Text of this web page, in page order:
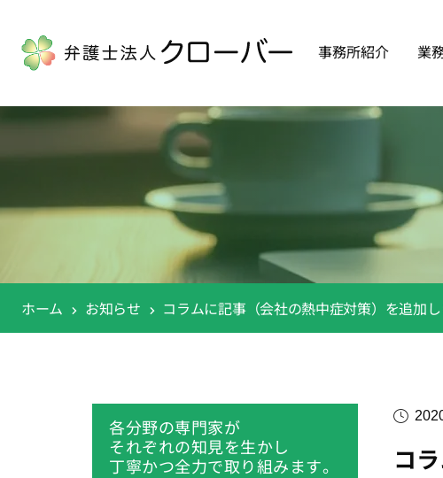
事務所紹介 業
ホーム お知らせ コラムに記事（会社の熱中症対策）を追加し
コ
各分野の専門家が
それぞれの知見を生かし
丁寧かつ全力で取り組みます。